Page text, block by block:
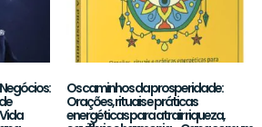
Os caminhos da prosperidade:
Orações, rituais e práticas
energéticas para atrair riqueza,